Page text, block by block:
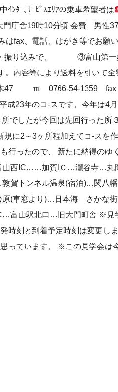
ﾝﾀｰ､ｻｰﾋﾞｽｴﾘｱの乗車希望者は
庁舎19時10分頃 会費 男性
はfax、電話、はがき等で
金・振り込みで、 ③富山第
内容等により送料を引いて全
木47 ℡ 0766-54-1359
成23年のコ-スです。今年は4
でしたが今回は先回行った所
2～3ヶ所程加えてコ-スを作
行ったので、 新たに納得のゆ
山西IC……加賀IＣ…瀧谷寺…丸
賀トンネル温泉(宿泊)…関八
原(車窓より)…日本海 さかな
富山駅北口…旧大門町舎 ※見
時刻と到着予定時刻は変更し
っています。 ※この見学会は